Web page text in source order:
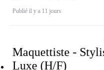
Publié il y a 11 jours
Maquettiste -
Luxe (H/F)